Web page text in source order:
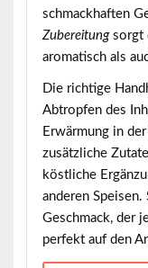
schmackhaften
Zubereitungsorgt
aromatisch als
Die richtige
Abtropfen des
Erwärmung in
zusätzliche
köstliche
anderen
Geschmack, der
perfekt auf den